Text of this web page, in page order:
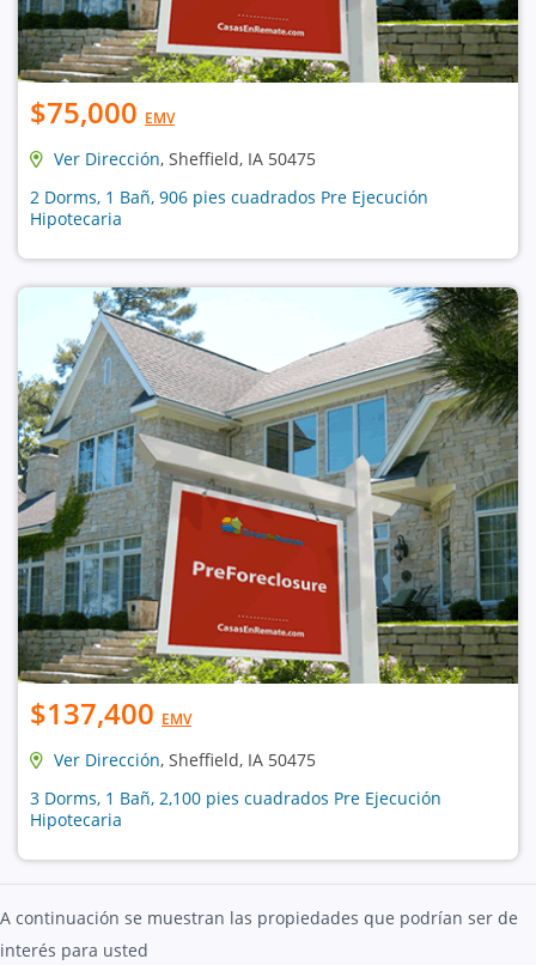
$75,000 EMV
Ver Dirección, Sheffield, IA 50475
2 Dorms, 1 Bañ, 906 pies cuadrados Pre Ejecución
Hipotecaria
$137,400 EMV
Ver Dirección, Sheffield, IA 50475
3 Dorms, 1 Bañ, 2,100 pies cuadrados Pre Ejecución
Hipotecaria
A continuación se muestran las propiedades que podrían ser de
interés para usted